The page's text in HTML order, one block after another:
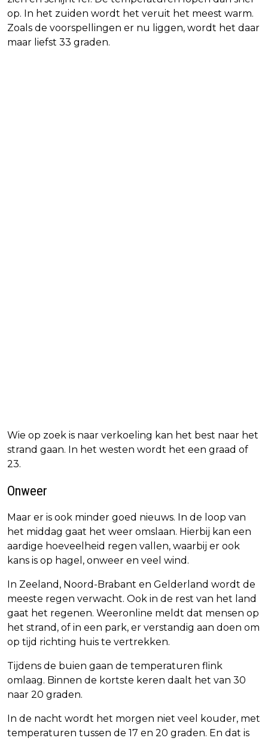
op. In het zuiden wordt het veruit het meest warm.
Zoals de voorspellingen er nu liggen, wordt het daar
maar liefst 33 graden.
Wie op zoek is naar verkoeling kan het best naar het
strand gaan. In het westen wordt het een graad of
23.
Onweer
Maar er is ook minder goed nieuws. In de loop van
het middag gaat het weer omslaan. Hierbij kan een
aardige hoeveelheid regen vallen, waarbij er ook
kans is op hagel, onweer en veel wind.
In Zeeland, Noord-Brabant en Gelderland wordt de
meeste regen verwacht. Ook in de rest van het land
gaat het regenen. Weeronline meldt dat mensen op
het strand, of in een park, er verstandig aan doen om
op tijd richting huis te vertrekken.
Tijdens de buien gaan de temperaturen flink
omlaag. Binnen de kortste keren daalt het van 30
naar 20 graden.
In de nacht wordt het morgen niet veel kouder, met
temperaturen tussen de 17 en 20 graden. En dat is